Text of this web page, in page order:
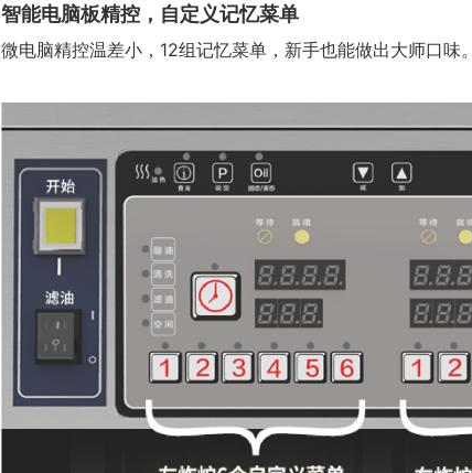
智能电脑板精控，自定义记忆菜单
微电脑精控温差小，12组记忆菜单，新手也能做出大师口味。